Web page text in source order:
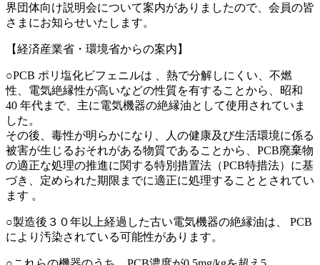
界団体向け説明会について案内がありましたので、会員の皆
さまにお知らせいたします。
【経済産業省・環境省からの案内】
○PCB ポリ塩化ビフェニルは 、熱で分解しにくい、不燃
性、電気絶縁性が高いなどの性質を有することから、昭和
40 年代まで、主に電気機器の絶縁油として使用されていま
した。
その後、毒性が明らかになり、人の健康及び生活環境に係る
被害が生じるおそれがある物質であることから、PCB廃棄物
の適正な処理の推進に関する特別措置法（PCB特措法）に基
づき、定められた期限までに適正に処理することとされてい
ます 。
○製造後３０年以上経過した古い電気機器の絶縁油は、 PCB
により汚染されている可能性があります。